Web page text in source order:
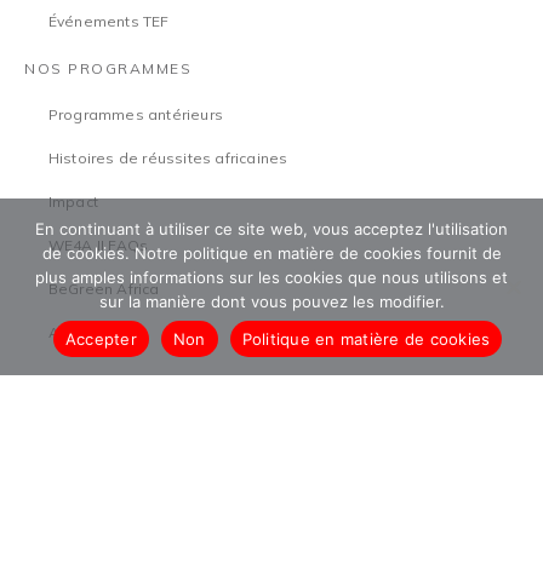
Événements TEF
NOS PROGRAMMES
Programmes antérieurs
Histoires de réussites africaines
Impact
WE4A II FAQs
BeGreen Africa
Aguka
RESSOURCES
En continuant à utiliser ce site web, vous acceptez l'utilisation
de cookies. Notre politique en matière de cookies fournit de
plus amples informations sur les cookies que nous utilisons et
sur la manière dont vous pouvez les modifier.
Accepter
Non Politique en matière de cookies